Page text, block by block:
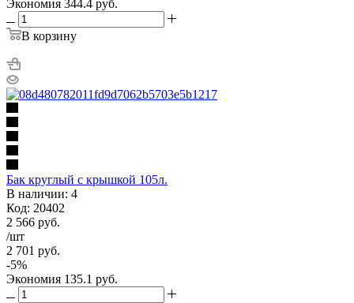
Экономия 344.4 руб.
В корзину
Бак круглый с крышкой 105л.
В наличии: 4
Код: 20402
2 566 руб.
/шт
2 701 руб.
-5%
Экономия 135.1 руб.